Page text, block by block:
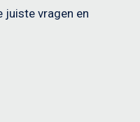
juiste vragen en